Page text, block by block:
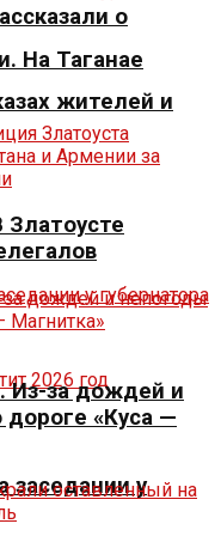
о
жителей и
заседании у
На Таганае
Златоусте
Из-за дождей и
«Куса —